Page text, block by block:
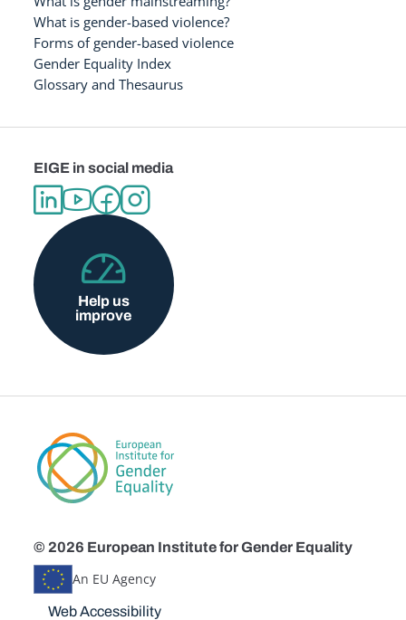
What is gender-based violence?
Forms of gender-based violence
Gender Equality Index
Glossary and Thesaurus
EIGE in social media
Help us
improve
© 2026 European Institute for Gender Equality
An EU Agency
Disclaimers
Web Accessibility